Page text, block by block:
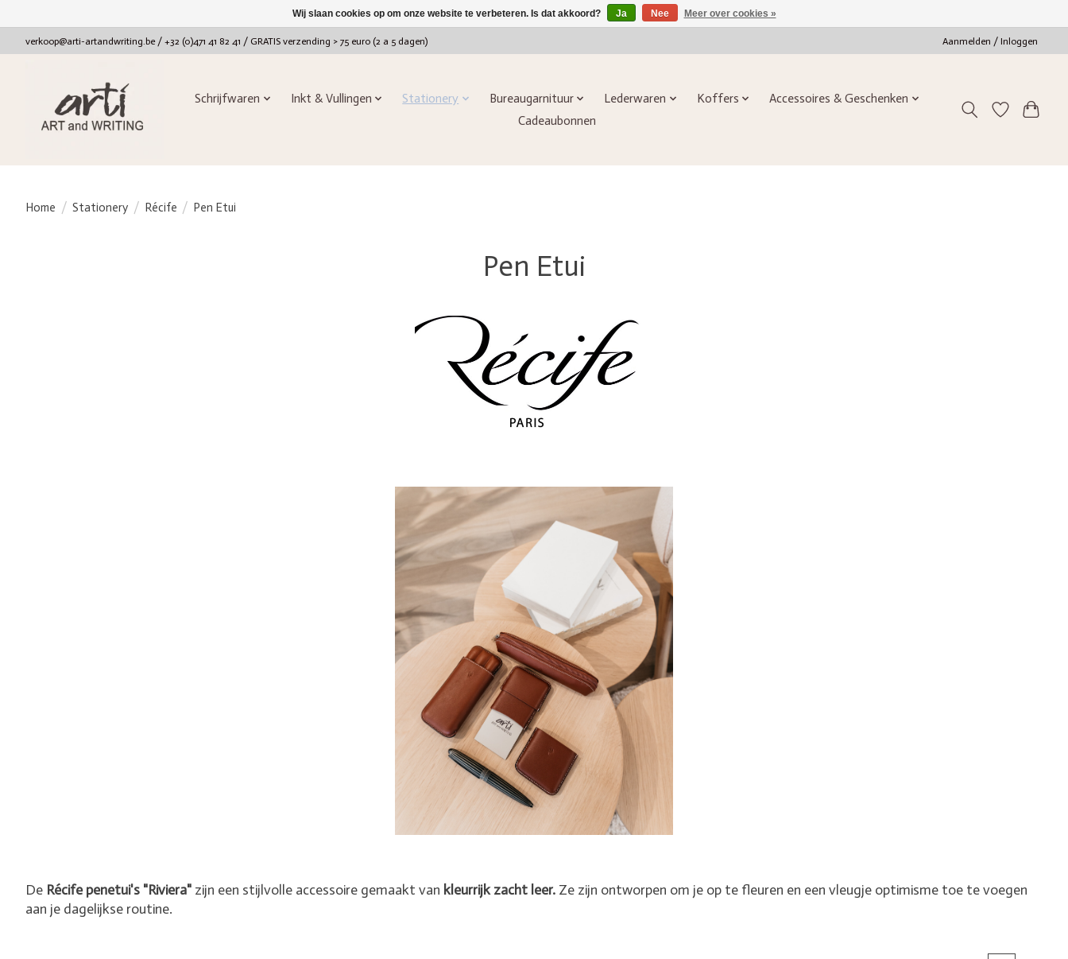
verkoop@arti-artandwriting.be/ +32 (0)471 41 82 41 / GRATIS verzending > 75 euro (2 a 5 dagen) Aanmelden / Inloggen
Schrijfwaren Inkt & Vullingen Stationery Bureaugarnituur Lederwaren Koffers
Accessoires & Geschenken
Cadeaubonnen
Home / Stationery / Récife / Pen Etui
Pen Etui
De Récife penetui's "Riviera" zijn een stijlvolle accessoire gemaakt van kleurrijk zacht leer. Ze zijn ontworpen om je op te fleuren en een vleugje optimisme toe te voegen
aan je dagelijkse routine.
Wij slaan cookies op om onze website te verbeteren. Is dat akkoord? Ja Nee Meer over cookies »